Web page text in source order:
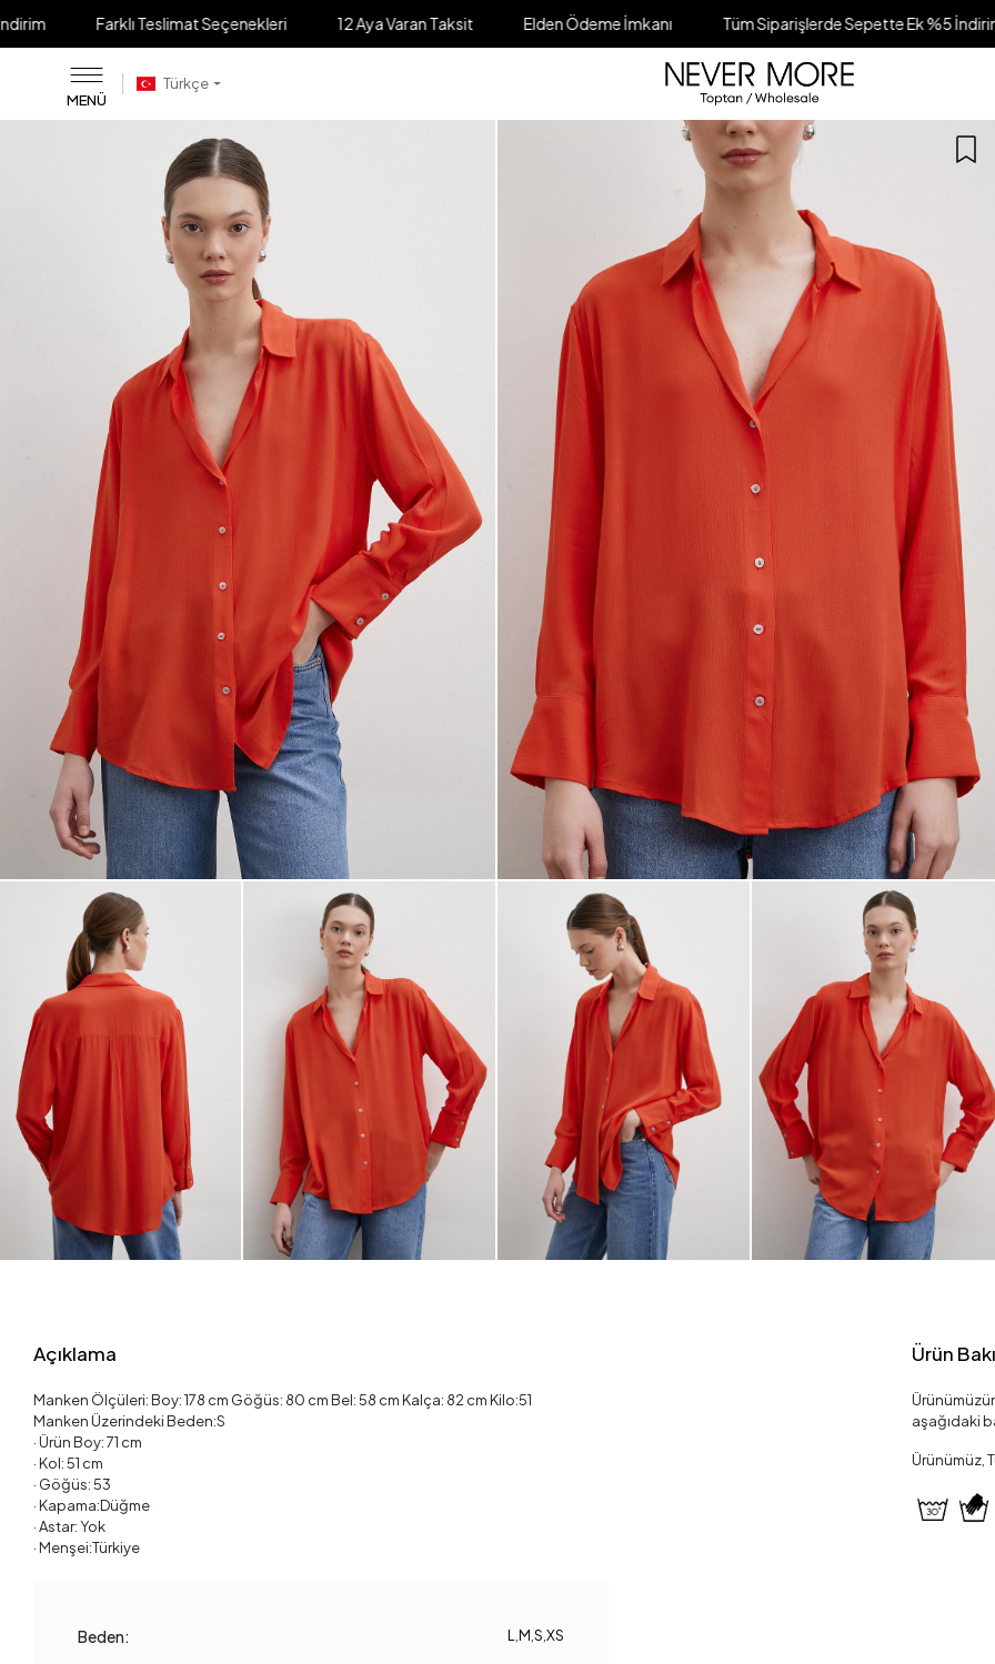
Farklı Teslimat Seçenekleri 12 Aya Varan Taksit Elden Ödeme İmkanı Tüm Siparişlerde Sepette Ek %5 İndirim
MENÜ
Türkçe
Açıklama
Manken Ölçüleri: Boy: 178 cm Göğüs: 80 cm Bel: 58 cm Kalça: 82 cm Kilo:51
Manken Üzerindeki Beden:S
· Ürün Boy: 71 cm
· Kol: 51 cm
· Göğüs: 53
· Kapama:Düğme
· Astar: Yok
· Menşei:Türkiye
Beden: L ,M ,S ,XS
Ürün
aşağıdaki
Ürünümüz,